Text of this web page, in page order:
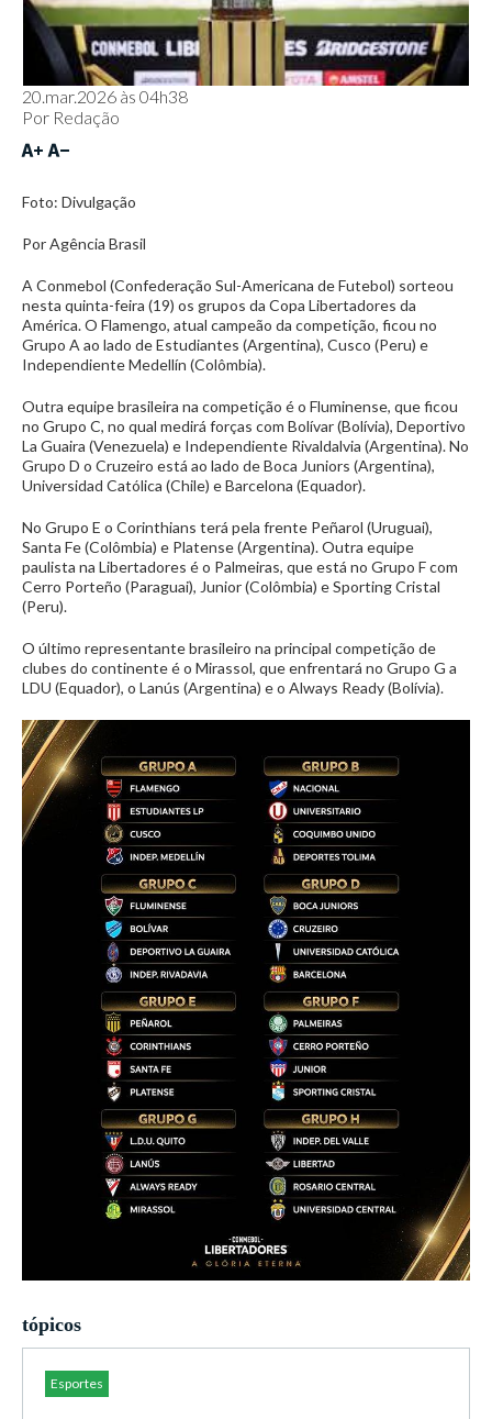
20.mar.2026 às 04h38
Por Redação
Foto: Divulgação
Por Agência Brasil
A Conmebol (Confederação Sul-Americana de Futebol) sorteou
nesta quinta-feira (19) os grupos da Copa Libertadores da
América. O Flamengo, atual campeão da competição, ficou no
Grupo A ao lado de Estudiantes (Argentina), Cusco (Peru) e
Independiente Medellín (Colômbia).
Outra equipe brasileira na competição é o Fluminense, que ficou
no Grupo C, no qual medirá forças com Bolívar (Bolívia), Deportivo
La Guaira (Venezuela) e Independiente Rivaldalvia (Argentina). No
Grupo D o Cruzeiro está ao lado de Boca Juniors (Argentina),
Universidad Católica (Chile) e Barcelona (Equador).
No Grupo E o Corinthians terá pela frente Peñarol (Uruguai),
Santa Fe (Colômbia) e Platense (Argentina). Outra equipe
paulista na Libertadores é o Palmeiras, que está no Grupo F com
Cerro Porteño (Paraguai), Junior (Colômbia) e Sporting Cristal
(Peru).
O último representante brasileiro na principal competição de
clubes do continente é o Mirassol, que enfrentará no Grupo G a
LDU (Equador), o Lanús (Argentina) e o Always Ready (Bolívia).
tópicos
Esportes